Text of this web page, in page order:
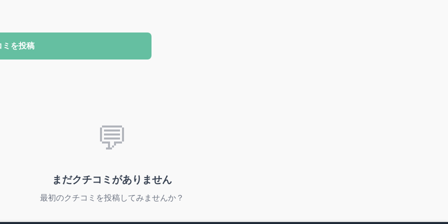
ミを投稿
💬
まだクチコミがありません
最初のクチコミを投稿してみませんか？